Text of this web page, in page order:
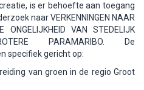
is er behoefte aan toegang
naar VERKENNINGEN NAAR
ONGELIJKHEID VAN STEDELIJK
PARAMARIBO. De
specifiek gericht op:
van groen in de regio Groot